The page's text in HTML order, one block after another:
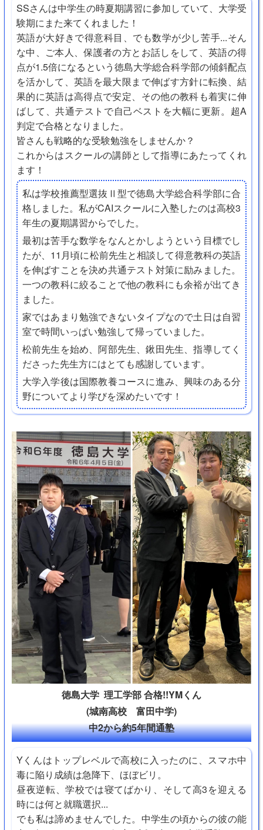
SSさんは中学生の時夏期講習に参加していて、大学受
験期にまた来てくれました！
英語が大好きで得意科目、でも数学が少し苦手...そん
な中、ご本人、保護者の方とお話しをして、英語の得
点が1.5倍になるという徳島大学総合科学部の傾斜配点
を活かして、英語を最大限まで伸ばす方針に転換、結
果的に英語は高得点で安定、その他の教科も着実に伸
ばして、共通テストで自己ベストを大幅に更新。超A
判定で合格となりました。
皆さんも戦略的な受験勉強をしませんか？
これからはスクールの講師として指導にあたってくれ
ます！
私は学校推薦型選抜Ⅱ型で徳島大学総合科学部に合
格しました。私がCAIスクールに入塾したのは高校3
年生の夏期講習からでした。
最初は苦手な数学をなんとかしようという目標でし
たが、11月頃に松前先生と相談して得意教科の英語
を伸ばすことを決め共通テスト対策に励みました。
一つの教科に絞ることで他の教科にも余裕が出てき
ました。
家ではあまり勉強できないタイプなので土日は自習
室で時間いっぱい勉強して帰っていました。
松前先生を始め、阿部先生、鍬田先生、指導してく
ださった先生方にはとても感謝しています。
大学入学後は国際教養コースに進み、興味のある分
野についてより学びを深めたいです！
徳島大学 理工学部 合格!!YMくん
(城南高校 富田中学)
中2から約5年間通塾
Yくんはトップレベルで高校に入ったのに、スマホ中
毒に陥り成績は急降下、ほぼビリ。
昼夜逆転、学校では寝てばかり、そして高3を迎える
時には何と就職選択...
でも私は諦めませんでした。中学生の頃からの彼の能